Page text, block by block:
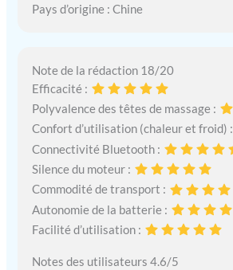
Pays d’origine : Chine
Note de la rédaction 18/20
Efficacité :
Polyvalence des têtes de massage :
Confort d’utilisation (chaleur et froid) :
Connectivité Bluetooth :
Silence du moteur :
Commodité de transport :
Autonomie de la batterie :
Facilité d’utilisation :
Notes des utilisateurs 4.6/5